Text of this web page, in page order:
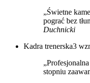
„Świetne
pograć bez
Duchnicki
Kadra trenerska3
stopniu